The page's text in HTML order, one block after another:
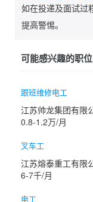
如在投递及面试过
提高警惕。
可能感兴趣的职位
跟班维修电工
江苏帅龙集团有限
0.8-1.2万/月
叉车工
江苏熔泰重工有限
6-7千/月
电工